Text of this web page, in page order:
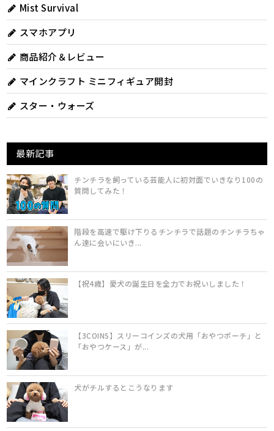
Mist Survival
スマホアプリ
商品紹介＆レビュー
マインクラフト ミニフィギュア開封
スター・ウォーズ
最新記事
チンチラを飼っている芸能人に初対面でいきなり100の
質問してみた！
階段を高速で駆け下りるチンチラで話題のチンチラちゃ
ん達に会いにいき...
【祝4歳】愛犬の誕生日を全力でお祝いしました！
【3COINS】スリーコインズの犬用「おやつポーチ」と
「おやつケース」が...
犬がチルするとこうなります